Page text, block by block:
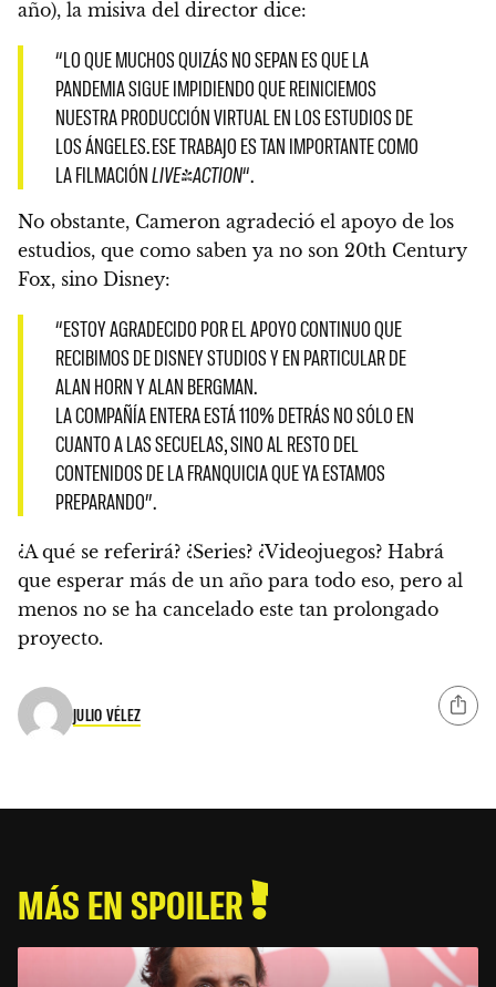
año), la misiva del director dice:
“LO QUE MUCHOS QUIZÁS NO SEPAN ES QUE LA
PANDEMIA SIGUE IMPIDIENDO QUE REINICIEMOS
NUESTRA PRODUCCIÓN VIRTUAL EN LOS ESTUDIOS DE
LOS ÁNGELES. ESE TRABAJO ES TAN IMPORTANTE COMO
LA FILMACIÓNLIVE-ACTION“.
No obstante, Cameron agradeció el apoyo de los
estudios, que como saben ya no son 20th Century
Fox, sino Disney:
“ESTOY AGRADECIDO POR EL APOYO CONTINUO QUE
RECIBIMOS DE DISNEY STUDIOS Y EN PARTICULAR DE
ALAN HORN Y ALAN BERGMAN.
LA COMPAÑÍA ENTERA ESTÁ 110% DETRÁS NO SÓLO EN
CUANTO A LAS SECUELAS, SINO AL RESTO DEL
CONTENIDOS DE LA FRANQUICIA QUE YA ESTAMOS
PREPARANDO”.
¿A qué se referirá? ¿Series? ¿Videojuegos? Habrá
que esperar más de un año para todo eso, pero al
menos no se ha cancelado este tan prolongado
proyecto.
JULIO VÉLEZ
MÁS EN SPOILER